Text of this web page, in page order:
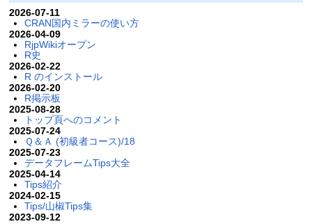
2026-07-11
CRAN国内ミラーの使い方
2026-04-09
RjpWikiオープン
R史
2026-02-22
R のインストール
2026-02-20
R掲示板
2025-08-28
トップ頁へのコメント
2025-07-24
Ｑ＆Ａ (初級者コース)/18
2025-07-23
データフレームTips大全
2025-04-14
Tips紹介
2024-02-15
Tips/山椒Tips集
2023-09-12